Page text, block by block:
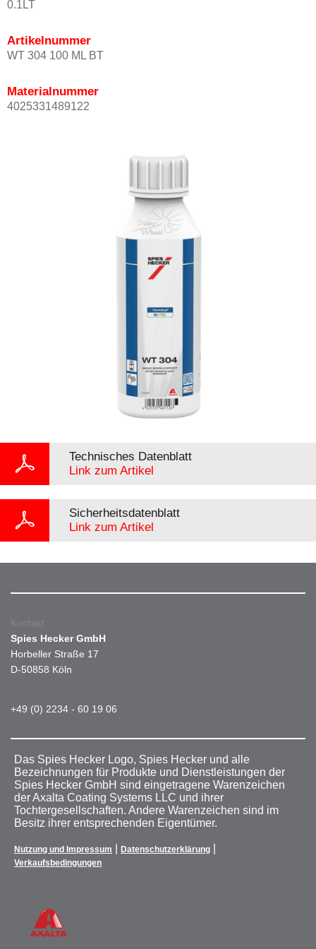
0.1LT
Artikelnummer
WT 304 100 ML BT
Materialnummer
4025331489122
Technisches Datenblatt
Link zum Artikel
Sicherheitsdatenblatt
Link zum Artikel
Kontakt
Spies Hecker GmbH
Horbeller Straße 17
D-50858 Köln
+49 (0) 2234 - 60 19 06
Das Spies Hecker Logo, Spies Hecker und alle
Bezeichnungen für Produkte und Dienstleistungen der
Spies Hecker GmbH sind eingetragene Warenzeichen
der Axalta Coating Systems LLC und ihrer
Tochtergesellschaften. Andere Warenzeichen sind im
Besitz ihrer entsprechenden Eigentümer.
Nutzung und Impressum Datenschutzerklärung
Verkaufsbedingungen